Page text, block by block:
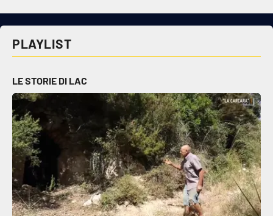
Società
Sport
RUBRICHE
Good Morning Vietnam
PLAYLIST
LE STORIE DI LAC